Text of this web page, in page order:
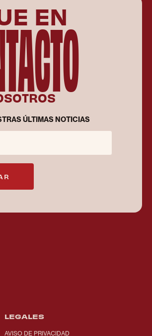
EN
ÚLTIMAS NOTICIAS
LEGALES
AVISO DE PRIVACIDAD